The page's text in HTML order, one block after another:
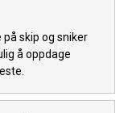
skip og sniker
å oppdage